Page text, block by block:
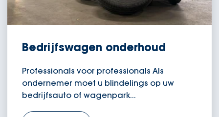
Bedrijfswagen onderhoud
Professionals voor professionals Als
ondernemer moet u blindelings op uw
bedrijfsauto of wagenpark...